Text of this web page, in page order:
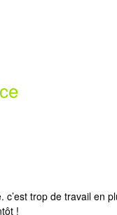
trop de travail
!